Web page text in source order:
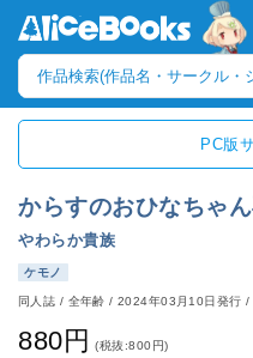
PC版
からすのおひなちゃ
やわらか貴族
ケモノ
同人誌 / 全年齢/2024年03月10日発行 /
880円 (税抜:800円)